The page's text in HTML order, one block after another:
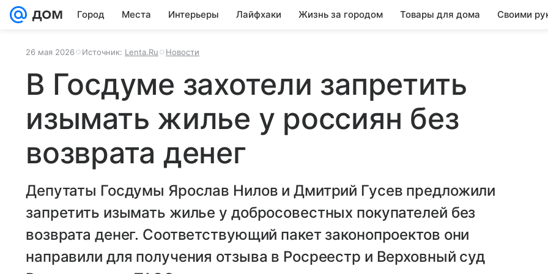
Город Места Интерьеры Лайфхаки Жизнь за городом Товары для дома Своими
26 мая 2026 Источник: Lenta.Ru Новости
В Госдуме захотели запретить
изымать жилье у россиян без
возврата денег
Депутаты Госдумы Ярослав Нилов и Дмитрий Гусев предложили
запретить изымать жилье у добросовестных покупателей без
возврата денег. Соответствующий пакет законопроектов они
направили для получения отзыва в Росреестр и Верховный суд